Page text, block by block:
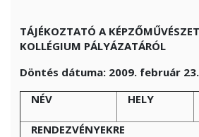
TÁJÉKOZTATÓ A
KOLLÉGIUM PÁLYÁZATÁRÓL
Döntés dátuma: 2009. február 23.
NÉV
HELY
RENDEZVÉNYEKRE